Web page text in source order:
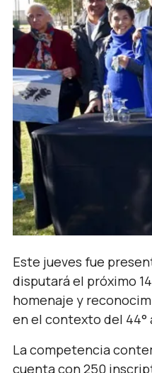
Este jueves fue
disputará el próximo
homenaje y
en el contexto del
La competencia
cuenta con 250